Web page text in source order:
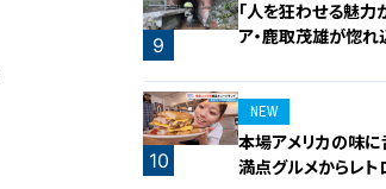
8
9
「人を狂わせる魅力
ア・鹿取茂雄が惚れ
10
NEW
本場アメリカの味に
満点グルメからレト